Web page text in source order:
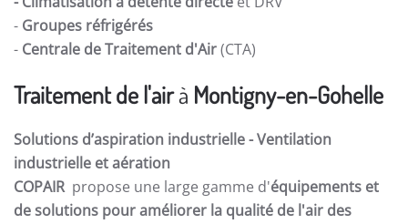
- Groupes réfrigérés
- Centrale de Traitement d'Air(CTA)
Traitement de l'airà Montigny-en-Gohelle
Solutions d’aspiration industrielle -Ventilation
industrielle et aération
COPAIR propose une large gamme d'équipements et
de solutions pour améliorer la qualité de l'air des